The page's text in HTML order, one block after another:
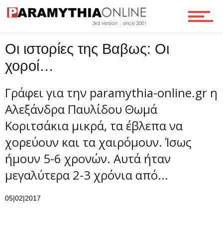
Οι ιστορίες της Βαβως: Οι
χοροί…
Γράφει για την paramythia-online.gr η
Αλεξάνδρα Παυλίδου Θωμά
Κοριτσάκια μικρά, τα έβλεπα να
χορεύουν και τα χαιρόμουν. Ίσως
ήμουν 5-6 χρονών. Αυτά ήταν
μεγαλύτερα 2-3 χρόνια από...
05|02|2017